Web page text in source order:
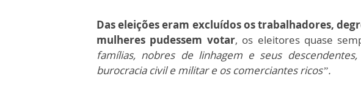
Das eleições eram excluídos os trabalhadores,
mulheres pudessem votar, os eleitores quase
famílias, nobres de linhagem e seus
burocracia civil e militar e os comerciantes ricos”.